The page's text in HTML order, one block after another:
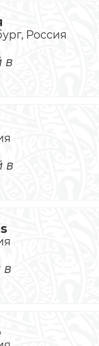
Россия
в
в
в